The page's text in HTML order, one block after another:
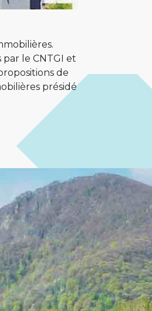
le CNTGI et
de
présidé